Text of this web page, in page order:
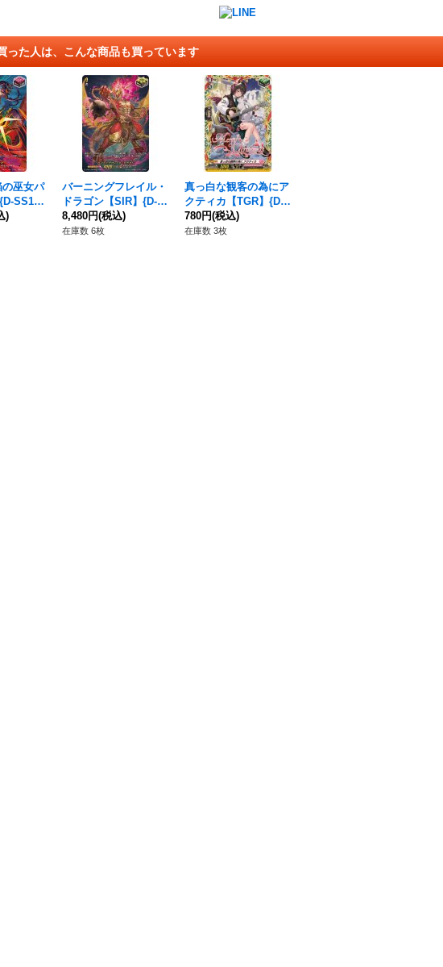
った人は、こんな商品も買っています
の巫女パ
SS11/
ンエン
)
バーニングフレイル・
ドラゴン【SIR】{D-S
S11/SIR19}《ドラゴン
エンパイア》
8,480円(税込)
在庫数 6枚
真っ白な観客の為にア
クティカ【TGR】{DZ-
LBT02/TGR10}《リリ
カルモナステリオ》
780円(税込)
在庫数 3枚